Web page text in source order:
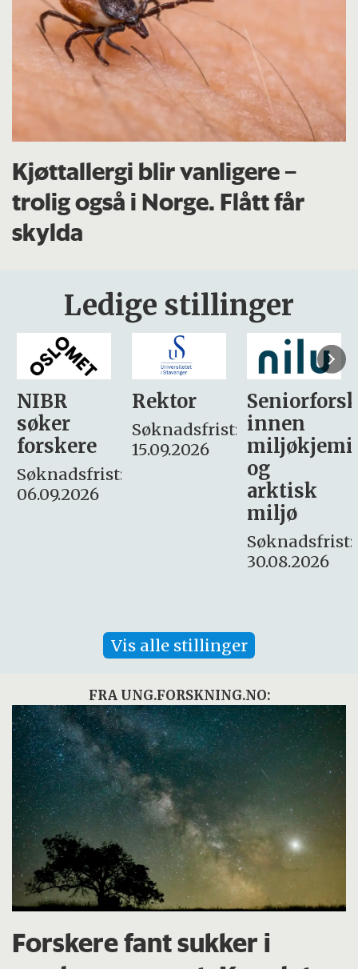
Kjøttallergi blir vanligere –
trolig også i Norge. Flått får
skylda
Ledige stillinger
Rektor
Søknadsfrist:
15.09.2026
Seniorforsker
innen
miljøkjemi
søker
– fast
Søknadsfrist:
16. august.
Vis alle stillinger
FRA UNG.FORSKNING.NO:
Forskere fant sukker i